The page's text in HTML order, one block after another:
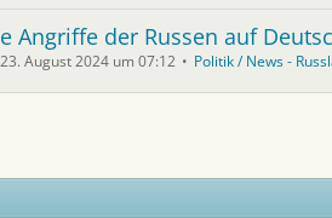
Angriffe der Russen auf
23. August 2024 um 07:12 Politik / News -